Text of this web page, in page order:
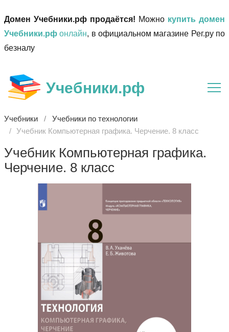
Домен Учебники.рф продаётся! Можно купить домен
Учебники.рф онлайн, в официальном магазине Рег.ру по
безналу
Учебники.рф
Учебники
Учебники по технологии
Учебник Компьютерная графика. Черчение. 8 класс
Учебник Компьютерная графика.
Черчение. 8 класс